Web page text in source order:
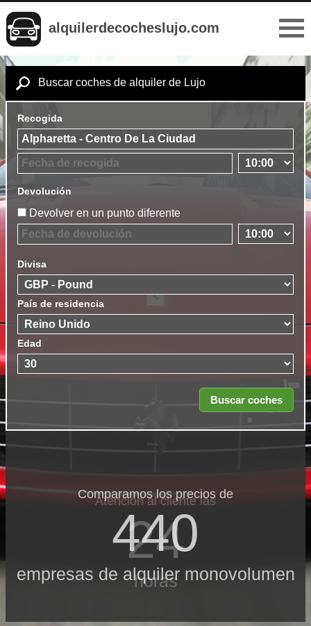
alquilerdecocheslujo.com
Buscar coches de alquiler de Lujo
Recogida
Devolución
Devolver en un punto diferente
Divisa
País de residencia
Edad
Comparamos los precios de
440
empresas de alquiler monovolumen
Atención al cliente las
24
horas